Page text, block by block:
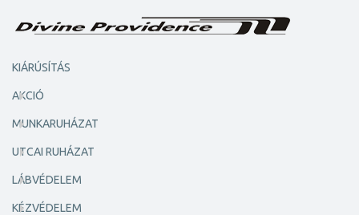
KIÁRÚSÍTÁS
AKCIÓ
MUNKARUHÁZAT
UTCAI RUHÁZAT
LÁBVÉDELEM
KÉZVÉDELEM